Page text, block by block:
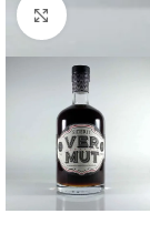
Clic para